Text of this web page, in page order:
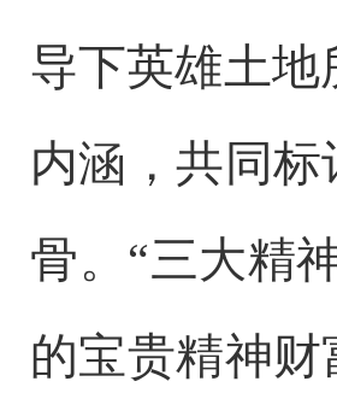
导下英雄土地
内涵，共同
骨。“三大精
的宝贵精神